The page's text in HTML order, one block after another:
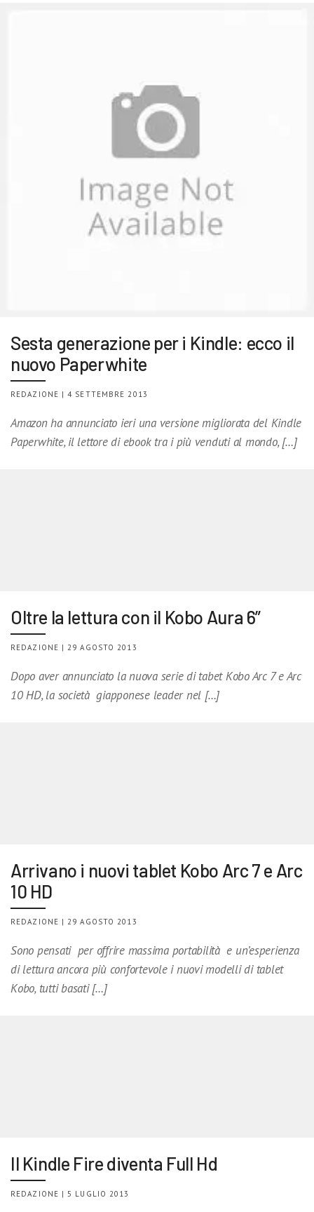
Sesta generazione per i Kindle: ecco il
nuovo Paperwhite
REDAZIONE | 4 SETTEMBRE 2013
Amazon ha annunciato ieri una versione migliorata del Kindle
Paperwhite, il lettore di ebook tra i più venduti al mondo, […]
Oltre la lettura con il Kobo Aura 6”
REDAZIONE | 29 AGOSTO 2013
Dopo aver annunciato la nuova serie di tabet Kobo Arc 7 e Arc
10 HD, la società giapponese leader nel […]
Arrivano i nuovi tablet Kobo Arc 7 e Arc
10 HD
REDAZIONE | 29 AGOSTO 2013
Sono pensati per offrire massima portabilità e un’esperienza
di lettura ancora più confortevole i nuovi modelli di tablet
Kobo, tutti basati […]
Il Kindle Fire diventa Full Hd
REDAZIONE | 5 LUGLIO 2013